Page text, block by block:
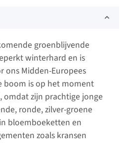
groenblijvende
winterhard en is
ons Midden-Europees
boom is op het moment
omdat zijn prachtige jonge
ronde, zilver-groene
bloemboeketten en
zoals kransen